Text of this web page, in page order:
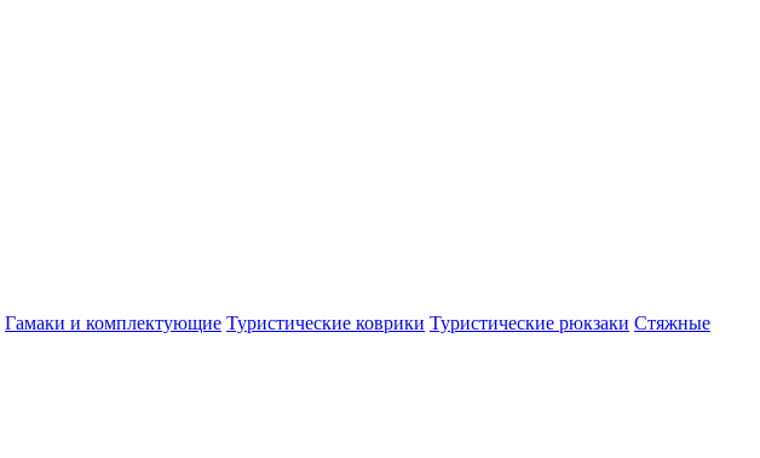
Гамаки и комплектующие Туристические коврики Туристические рюкзаки Стяжные